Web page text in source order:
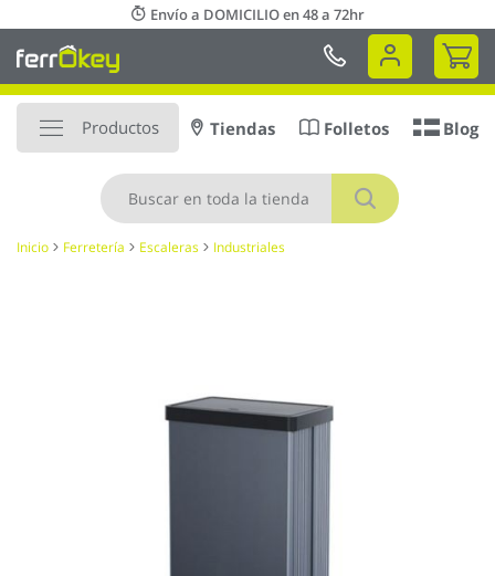
al
contenido
Envío a DOMICILIO en 48 a 72hr
Mi
Productos
Buscar
Tiendas Folletos Blog
Inicio Ferretería Escaleras Industriales